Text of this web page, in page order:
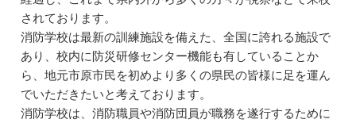
されております。
消防学校は最新の訓練施設を備えた、全国に誇れる施設で
あり、校内に防災研修センター機能も有していることか
ら、地元市原市民を初めより多くの県民の皆様に足を運ん
でいただきたいと考えております。
消防学校は、消防職員や消防団員が職務を遂行するために